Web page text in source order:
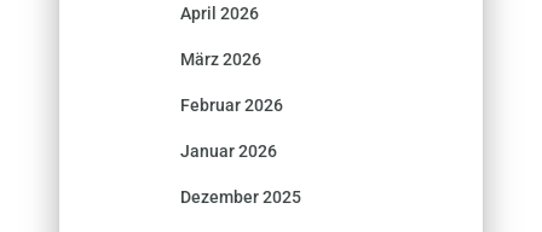
April 2026
März 2026
Februar 2026
Januar 2026
Dezember 2025